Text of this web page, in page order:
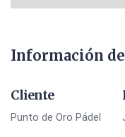
Información
Cliente
Punto de Oro Pádel